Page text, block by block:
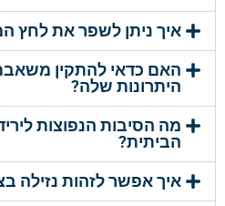
איך ניתן לשפר את לחץ
האם כדאי להתקין
היתרונות שלה?
מה הסיבות הנפוצות
הביתית?
איך אפשר לזהות נזילה